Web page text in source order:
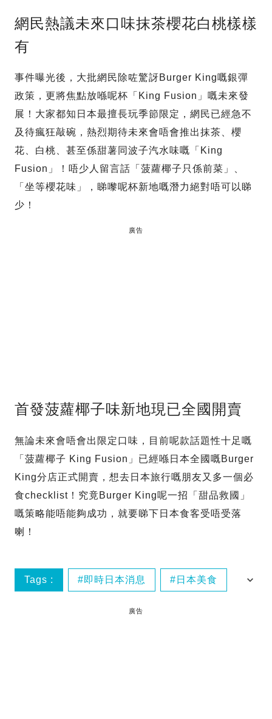
網民熱議未來口味抹茶櫻花白桃樣樣
有
事件曝光後，大批網民除咗驚訝Burger King嘅銀彈
政策，更將焦點放喺呢杯「King Fusion」嘅未來發
展！大家都知日本最擅長玩季節限定，網民已經急不
及待瘋狂敲碗，熱烈期待未來會唔會推出抹茶、櫻
花、白桃、甚至係甜薯同波子汽水味嘅「King
Fusion」！唔少人留言話「菠蘿椰子只係前菜」、
「坐等櫻花味」，睇嚟呢杯新地嘅潛力絕對唔可以睇
少！
廣告
首發菠蘿椰子味新地現已全國開賣
無論未來會唔會出限定口味，目前呢款話題性十足嘅
「菠蘿椰子 King Fusion」已經喺日本全國嘅Burger
King分店正式開賣，想去日本旅行嘅朋友又多一個必
食checklist！究竟Burger King呢一招「甜品救國」
嘅策略能唔能夠成功，就要睇下日本食客受唔受落
喇！
Tags : 即時日本消息 日本美食
廣告